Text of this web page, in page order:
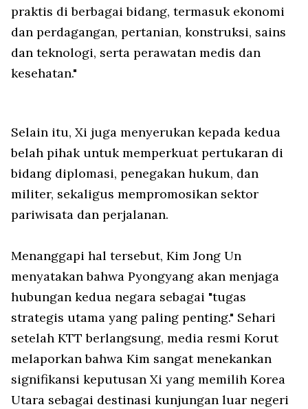
praktis di berbagai bidang, termasuk ekonomi
dan perdagangan, pertanian, konstruksi, sains
dan teknologi, serta perawatan medis dan
kesehatan."
Selain itu, Xi juga menyerukan kepada kedua
belah pihak untuk memperkuat pertukaran di
bidang diplomasi, penegakan hukum, dan
militer, sekaligus mempromosikan sektor
pariwisata dan perjalanan.
Menanggapi hal tersebut, Kim Jong Un
menyatakan bahwa Pyongyang akan menjaga
hubungan kedua negara sebagai "tugas
strategis utama yang paling penting." Sehari
setelah KTT berlangsung, media resmi Korut
melaporkan bahwa Kim sangat menekankan
signifikansi keputusan Xi yang memilih Korea
Utara sebagai destinasi kunjungan luar negeri